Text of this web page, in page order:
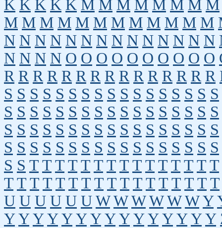
K K K K K M M M M M M M M
M M M M M M M M M M M M
N N N N N N N N N N N N N N
N N N N O O O O O O O O O O
R R R R R R R R R R R R R R R
S S S S S S S S S S S S S S S S S
S S S S S S S S S S S S S S S S S
S S S S S S S S S S S S S S S S S
S S S S S S S S S S S S S S S S S
S S T T T T T T T T T T T T T T T
T T T T T T T T T T T T T T T T T
U U U U U U W W W W W W Y
Y Y Y Y Y Y Y Y Y Y Y Y Y Y Y